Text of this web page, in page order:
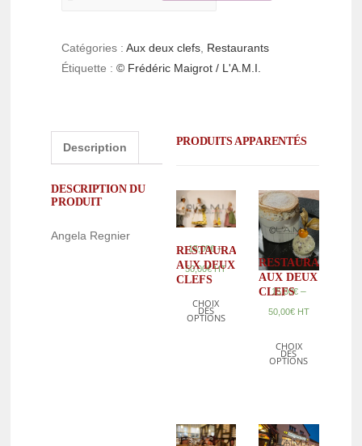
Catégories :Aux deux clefs Restaurants
Étiquette :© Frédéric Maigrot / L'A.M.I.
Description
DESCRIPTION DU
PRODUIT
Angela Regnier
PRODUITS APPARENTÉS
RESTAURANT
AUX DEUX
CLEFS
15,00€–
50,00€ HT
CHOIX
DES
OPTIONS
RESTAURANT
AUX DEUX
CLEFS
15,00€–
50,00€ HT
CHOIX
DES
OPTIONS